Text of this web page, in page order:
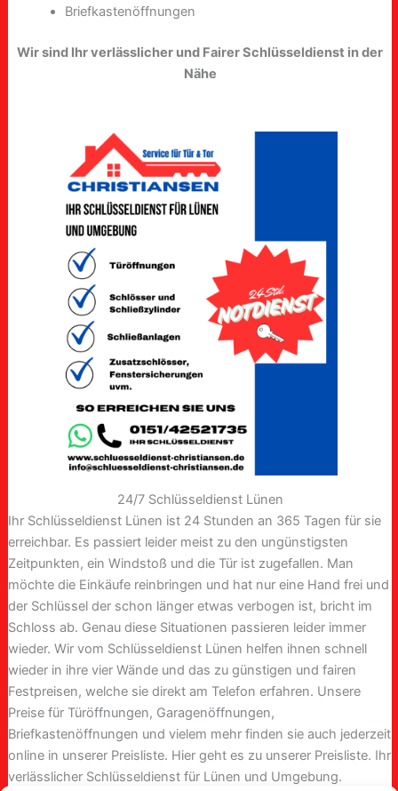
Briefkastenöffnungen
Wir sind Ihr verlässlicher und Fairer Schlüsseldienst in der
Nähe
24/7 Schlüsseldienst Lünen
Ihr Schlüsseldienst Lünen ist 24 Stunden an 365 Tagen für sie
erreichbar. Es passiert leider meist zu den ungünstigsten
Zeitpunkten, ein Windstoß und die Tür ist zugefallen. Man
möchte die Einkäufe reinbringen und hat nur eine Hand frei und
der Schlüssel der schon länger etwas verbogen ist, bricht im
Schloss ab. Genau diese Situationen passieren leider immer
wieder. Wir vom Schlüsseldienst Lünen helfen ihnen schnell
wieder in ihre vier Wände und das zu günstigen und fairen
Festpreisen, welche sie direkt am Telefon erfahren. Unsere
Preise für Türöffnungen, Garagenöffnungen,
Briefkastenöffnungen und vielem mehr finden sie auch jederzeit
online in unserer Preisliste. Hier geht es zu unserer Preisliste. Ihr
verlässlicher Schlüsseldienst für Lünen und Umgebung.